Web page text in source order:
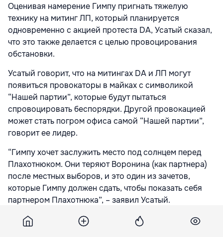
Оценивая намерение Гимпу пригнать тяжелую
технику на митинг ЛП, который планируется
одновременно с акцией протеста DA, Усатый сказал,
что это также делается с целью провоцирования
обстановки.
Усатый говорит, что на митингах DA и ЛП могут
появиться провокаторы в майках с символикой
“Нашей партии”, которые будут пытаться
спровоцировать беспорядки. Другой провокацией
может стать погром офиса самой “Нашей партии”,
говорит ее лидер.
“Гимпу хочет заслужить место под солнцем перед
Плахотнюком. Они теряют Воронина (как партнера)
после местных выборов, и это один из зачетов,
которые Гимпу должен сдать, чтобы показать себя
партнером Плахотнюка”, – заявил Усатый.
“Сегодня в Кишиневе находятся более 500 граждан